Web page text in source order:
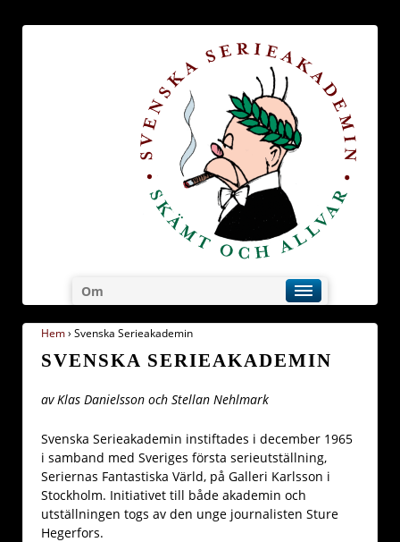
Om
Hem› Svenska Serieakademin
SVENSKA SERIEAKADEMIN
av Klas Danielsson och Stellan Nehlmark
Svenska Serieakademin instiftades i december 1965
i samband med Sveriges första serieutställning,
Seriernas Fantastiska Värld, på Galleri Karlsson i
Stockholm. Initiativet till både akademin och
utställningen togs av den unge journalisten Sture
Hegerfors.